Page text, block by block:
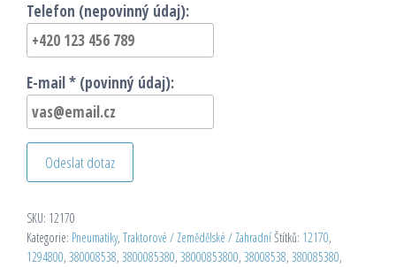
Telefon (nepovinný údaj):
E-mail * (povinný údaj):
Odeslat dotaz
SKU: 12170
Kategorie: Pneumatiky, Traktorové / Zemědělské / ZahradníŠtítků: 12170,
1294800, 380008538, 3800085380, 38000853800, 38008538, 380085380,